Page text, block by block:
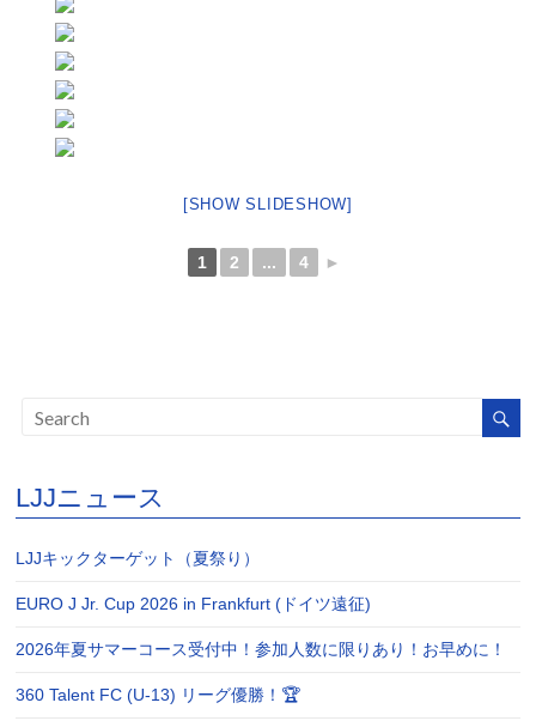
[SHOW SLIDESHOW]
1 2 ... 4 ►
LJJニュース
LJJキックターゲット（夏祭り）
EURO J Jr. Cup 2026 in Frankfurt (ドイツ遠征)
2026年夏サマーコース受付中！参加人数に限りあり！お早めに！
360 Talent FC (U-13) リーグ優勝！🏆